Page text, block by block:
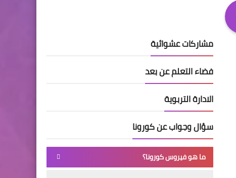
مشاركات عشوائية
فضاء التعلم عن بعد
الادارة التربوية
سؤال وجواب عن كورونا
ما هو فيروس كورونا؟